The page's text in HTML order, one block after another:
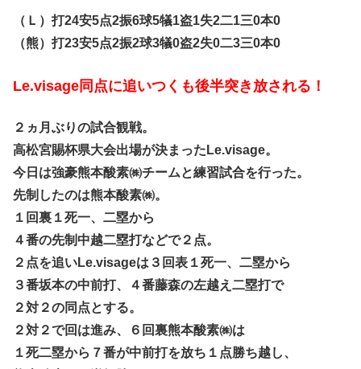
（Ｌ）打24安5点2振6球5犠1盗1失2二1三0本0
（熊）打23安5点2振2球3犠0盗2失0二3三0本0
Le.visage同点に追いつくも後半突き放される！
２ヵ月ぶりの試合観戦。
高松宮賜杯県大会出場が決まったLe.visage。
今日は強豪熊本酸素㈱チームと練習試合を行った。
先制したのは熊本酸素㈱。
１回裏１死一、二塁から
４番の先制中越二塁打などで２点。
２点を追いLe.visageは３回表１死一、二塁から
３番坂本の中前打、４番藤森の左越え二塁打で
２対２の同点とする。
２対２で回は進み、６回裏熊本酸素㈱は
１死二塁から７番が中前打を放ち１点勝ち越し、